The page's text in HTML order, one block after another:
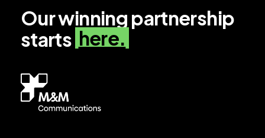
Our winning partnership
starts here.